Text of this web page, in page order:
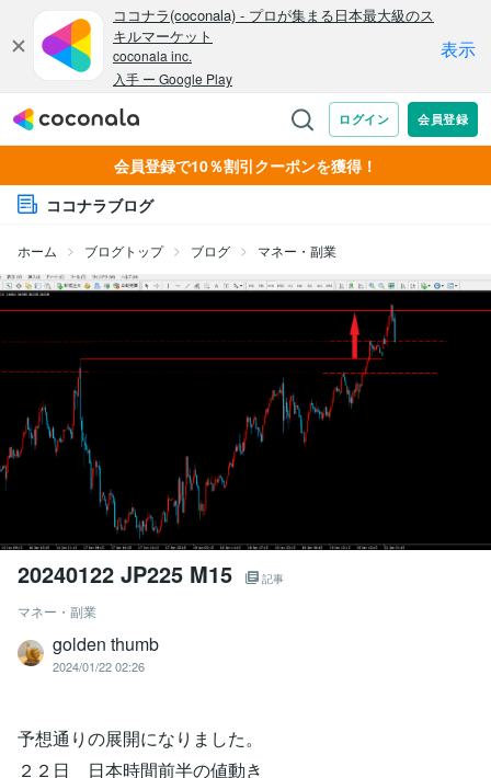
会員登録で10％割引クーポンを獲得！
ココナラブログ
ホーム ブログトップ ブログ マネー・副業
20240122 JP225 M15 記事
マネー・副業
golden thumb
2024/01/22 02:26
予想通りの展開になりました。
２２日 日本時間前半の値動き